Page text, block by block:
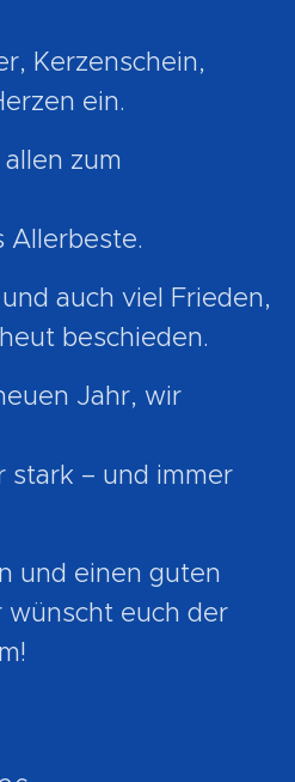
Kerzenschein,
ein.
zum
Allerbeste.
auch viel Frieden,
beschieden.
Jahr, wir
stark – und immer
und einen guten
wünscht euch der